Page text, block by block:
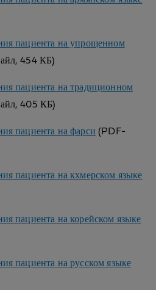
пациента на упрощенном
454 КБ)
пациента на традиционном
405 КБ)
пациента на фарси (PDF-
пациента на кхмерском языке
пациента на корейском языке
пациента на русском языке